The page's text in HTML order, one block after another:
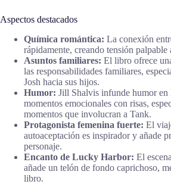
Aspectos destacados
Química romántica: La conexión
rápidamente, creando tensión
Asuntos familiares: El libro ofrece
las responsabilidades familiares,
Josh hacia sus hijos.
Humor: Jill Shalvis infunde humor
momentos emocionales con risas,
momentos que involucran a Tank.
Protagonista femenina fuerte: El
autoaceptación es inspirador y añade
personaje.
Encanto de Lucky Harbor: El
añade un telón de fondo caprichoso,
libro.